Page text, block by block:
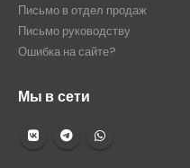
Письмо в отдел продаж
Письмо руководству
Ошибка на сайте?
Мы в сети